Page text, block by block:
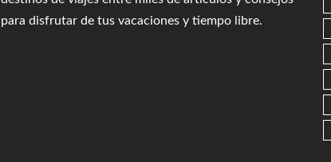
para disfrutar de tus vacaciones y tiempo libre.